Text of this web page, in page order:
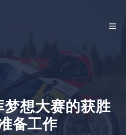
菜
梦想大赛的获胜
备工作